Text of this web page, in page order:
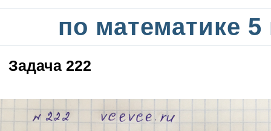
по математике 5
Задача 222